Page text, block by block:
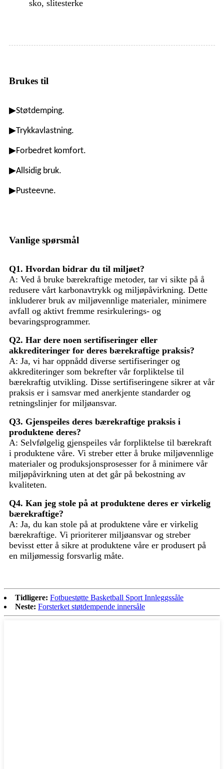
sko, slitesterke
Brukes til
▶Støtdemping.
▶Trykkavlastning.
▶Forbedret komfort.
▶Allsidig bruk.
▶Pusteevne.
Vanlige spørsmål
Q1. Hvordan bidrar du til miljøet?
A: Ved å bruke bærekraftige metoder, tar vi sikte på å
redusere vårt karbonavtrykk og miljøpåvirkning. Dette
inkluderer bruk av miljøvennlige materialer, minimere
avfall og aktivt fremme resirkulerings- og
bevaringsprogrammer.
Q2. Har dere noen sertifiseringer eller
akkrediteringer for deres bærekraftige praksis?
A: Ja, vi har oppnådd diverse sertifiseringer og
akkrediteringer som bekrefter vår forpliktelse til
bærekraftig utvikling. Disse sertifiseringene sikrer at vår
praksis er i samsvar med anerkjente standarder og
retningslinjer for miljøansvar.
Q3. Gjenspeiles deres bærekraftige praksis i
produktene deres?
A: Selvfølgelig gjenspeiles vår forpliktelse til bærekraft
i produktene våre. Vi streber etter å bruke miljøvennlige
materialer og produksjonsprosesser for å minimere vår
miljøpåvirkning uten at det går på bekostning av
kvaliteten.
Q4. Kan jeg stole på at produktene deres er virkelig
bærekraftige?
A: Ja, du kan stole på at produktene våre er virkelig
bærekraftige. Vi prioriterer miljøansvar og streber
bevisst etter å sikre at produktene våre er produsert på
en miljømessig forsvarlig måte.
Tidligere: Fotbuestøtte Basketball Sport Innleggssåle
Neste: Forsterket støtdempende innersåle